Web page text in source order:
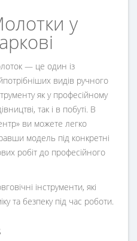
у
— це один із
видів ручного
як у професійному
так і в побуті. В
ви можете легко
модель під конкретні
робіт до професійного
інструменти, які
та безпеку під час роботи.